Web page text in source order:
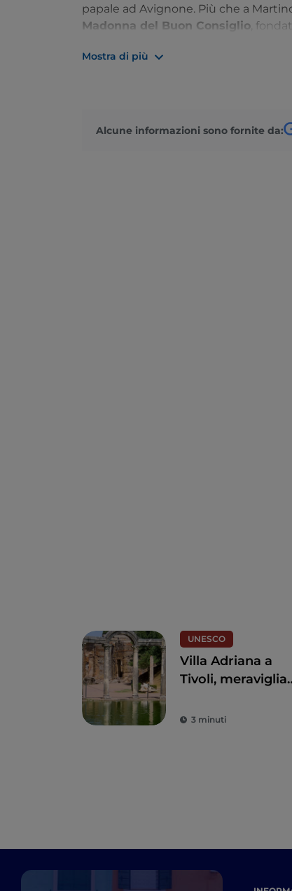
papale ad Avignone. Più che a
Madonna del Buon Consiglio ,
secondo la tradizione dell’Infiorata
Mostra di più
Alcune informazioni sono fornite da:
UNESCO
Villa Adriana a
Tivoli, meraviglia
3 minuti